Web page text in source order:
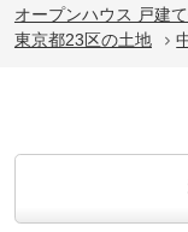
オープンハウス 戸建
東京都23区の土地